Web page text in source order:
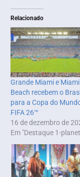
Relacionado
Grande Miami e Miami
Beach recebem o
para a Copa do
FIFA 26™
16 de dezembro de
Em "Destaque 1-